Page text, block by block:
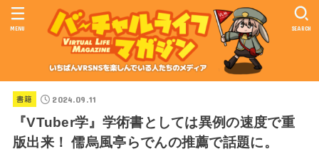
SEARCH
MENU
書籍 2024.09.11
『VTuber学』学術書としては異例の速度で重
版出来！ 儒烏風亭らでんの推薦で話題に。